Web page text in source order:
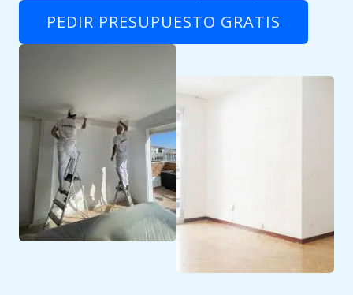
PEDIR PRESUPUESTO GRATIS